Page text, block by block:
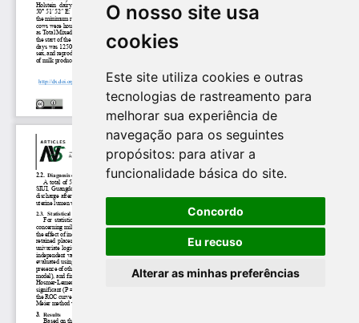
O nosso site usa
cookies
Este site utiliza cookies e outras
tecnologias de rastreamento para
melhorar sua experiência de
navegação para os seguintes
propósitos: para ativar a
funcionalidade básica do site.
Concordo
Eu recuso
Alterar as minhas preferências